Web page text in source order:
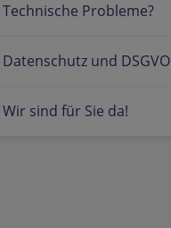
Technische Probleme?
Datenschutz und DSGVO
Wir sind für Sie da!